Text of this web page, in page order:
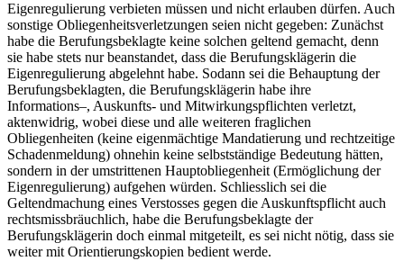
Eigenregulierung verbieten müssen und nicht erlauben dürfen. Auch
sonstige Obliegenheitsverletzungen seien nicht gegeben: Zunächst
habe die Berufungsbeklagte keine solchen geltend gemacht, denn
sie habe stets nur beanstandet, dass die Berufungsklägerin die
Eigenregulierung abgelehnt habe. Sodann sei die Behauptung der
Berufungsbeklagten, die Berufungsklägerin habe ihre
Informations–, Auskunfts- und Mitwirkungspflichten verletzt,
aktenwidrig, wobei diese und alle weiteren fraglichen
Obliegenheiten (keine eigenmächtige Mandatierung und rechtzeitige
Schadenmeldung) ohnehin keine selbstständige Bedeutung hätten,
sondern in der umstrittenen Hauptobliegenheit (Ermöglichung der
Eigenregulierung) aufgehen würden. Schliesslich sei die
Geltendmachung eines Verstosses gegen die Auskunftspflicht auch
rechtsmissbräuchlich, habe die Berufungsbeklagte der
Berufungsklägerin doch einmal mitgeteilt, es sei nicht nötig, dass sie
weiter mit Orientierungskopien bedient werde.